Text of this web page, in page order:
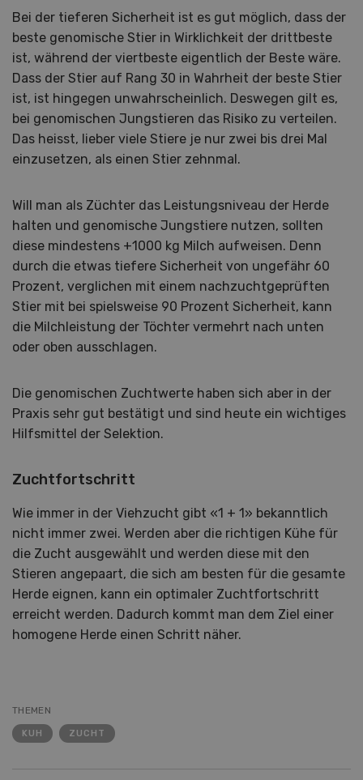
Bei der tieferen Sicherheit ist es gut möglich, dass der
beste genomische Stier in Wirklichkeit der drittbeste
ist, während der viertbeste eigentlich der Beste wäre.
Dass der Stier auf Rang 30 in Wahrheit der beste Stier
ist, ist hingegen unwahrscheinlich. Deswegen gilt es,
bei genomischen Jungstieren das Risiko zu verteilen.
Das heisst, lieber viele Stiere je nur zwei bis drei Mal
einzusetzen, als einen Stier zehnmal.
Will man als Züchter das Leistungsniveau der Herde
halten und genomische Jungstiere nutzen, sollten
diese mindestens +1000 kg Milch aufweisen. Denn
durch die etwas tiefere Sicherheit von ungefähr 60
Prozent, verglichen mit einem nachzuchtgeprüften
Stier mit bei spielsweise 90 Prozent Sicherheit, kann
die Milchleistung der Töchter vermehrt nach unten
oder oben ausschlagen.
Die genomischen Zuchtwerte haben sich aber in der
Praxis sehr gut bestätigt und sind heute ein wichtiges
Hilfsmittel der Selektion.
Zuchtfortschritt
Wie immer in der Viehzucht gibt «1 + 1» bekanntlich
nicht immer zwei. Werden aber die richtigen Kühe für
die Zucht ausgewählt und werden diese mit den
Stieren angepaart, die sich am besten für die gesamte
Herde eignen, kann ein optimaler Zuchtfortschritt
erreicht werden. Dadurch kommt man dem Ziel einer
homogene Herde einen Schritt näher.
THEMEN
KUH ZUCHT